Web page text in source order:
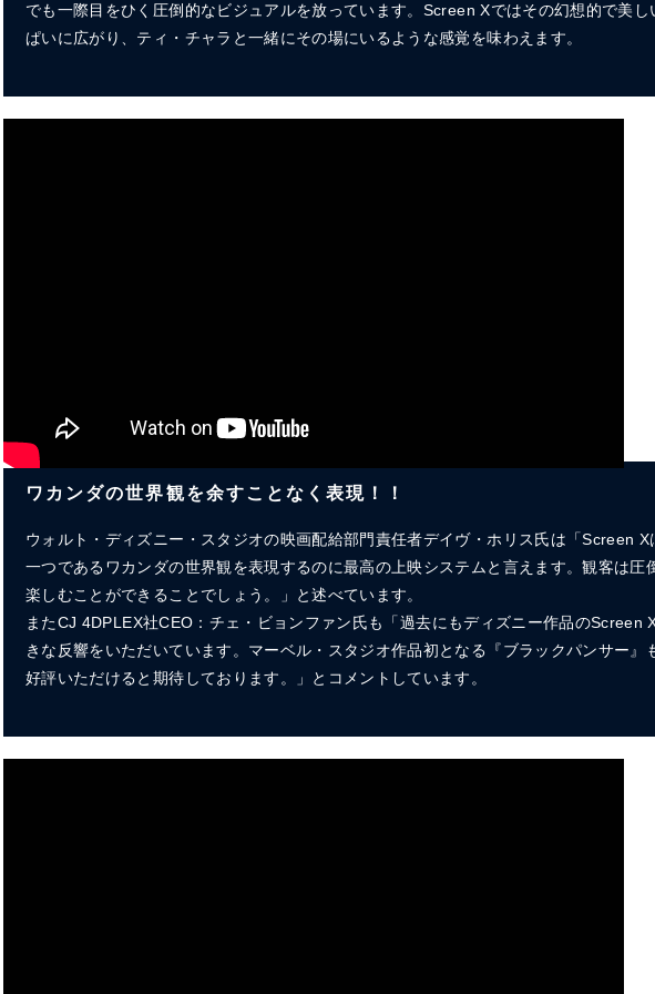
でも一際目をひく圧倒的なビジュアルを放っています。Screen Xではその幻想的で美し
ぱいに広がり、ティ・チャラと一緒にその場にいるような感覚を味わえます。
ワカンダの世界観を余すことなく表現！！
ウォルト・ディズニー・スタジオの映画配給部門責任者デイヴ・ホリス氏は「Screen X
一つであるワカンダの世界観を表現するのに最高の上映システムと言えます。観客は圧
楽しむことができることでしょう。」と述べています。
またCJ 4DPLEX社CEO：チェ・ビョンファン氏も「過去にもディズニー作品のScreen
きな反響をいただいています。マーベル・スタジオ作品初となる『ブラックパンサー』
好評いただけると期待しております。」とコメントしています。